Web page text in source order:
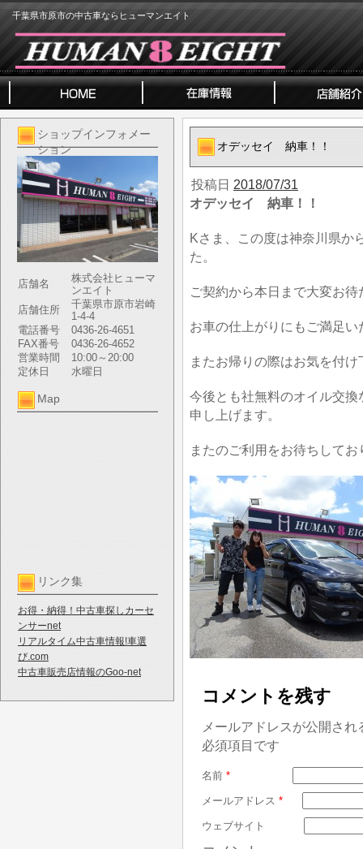
千葉県市原市の中古車ならヒューマンエイト
ショップインフォメー
ション
店舗名
株式会社ヒューマ
ンエイト
店舗住所
千葉県市原市岩崎
1-4-4
電話番号
0436-26-4651
FAX番号
0436-26-4652
営業時間
10:00～20:00
定休日
水曜日
Map
リンク集
お得・納得！中古車探しカーセ
ンサーnet
リアルタイム中古車情報!車選
び.com
中古車販売店情報のGoo-net
オデッセイ 納車！！
投稿日 2018/07/31
オデッセイ 納車！！
Kさま、この度は神奈川県か
た。
ご契約から本日まで大変お
お車の仕上がりにもご満足
またお帰りの際はお気を付け
今後とも社無料のオイル交
申し上げます。
またのご利用をお待ちしてお
コメントを残す
メールアドレスが公開さ
必須項目です
名前 *
メールアドレス *
ウェブサイト